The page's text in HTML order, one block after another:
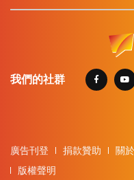
我們的社群
廣告刊登 捐款贊助 關
版權聲明